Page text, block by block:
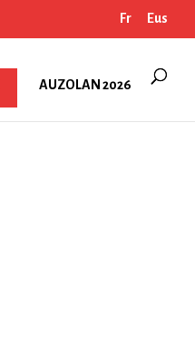
Fr Eus
AUZOLAN 2026